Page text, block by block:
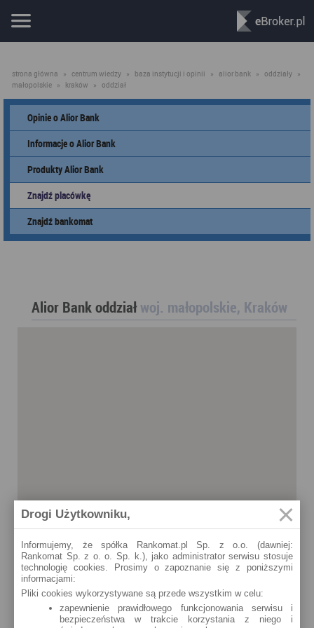
strona główna » centrum wiedzy » baza instytucji i opinii » alior bank » oddziały »
małopolskie » kraków » oddział
Opinie o Alior Bank
Informacje o Alior Bank
Produkty Alior Bank
Znajdź placówkę
Znajdź bankomat
Alior Bank oddziałwoj. małopolskie, Kraków
Drogi Użytkowniku,
Informujemy, że spółka Rankomat.pl Sp. z o.o. (dawniej:
Rankomat Sp. z o. o. Sp. k.), jako administrator serwisu stosuje
technologię cookies. Prosimy o zapoznanie się z poniższymi
informacjami:
Pliki cookies wykorzystywane są przede wszystkim w celu:
zapewnienie prawidłowego funkcjonowania serwisu i
bezpieczeństwa w trakcie korzystania z niego i